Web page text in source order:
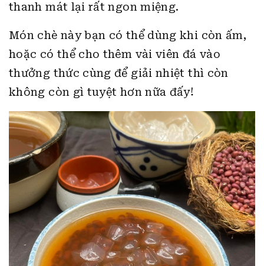
thanh mát lại rất ngon miệng.
Món chè này bạn có thể dùng khi còn ấm,
hoặc có thể cho thêm vài viên đá vào
thưởng thức cùng để giải nhiệt thì còn
không còn gì tuyệt hơn nữa đấy!